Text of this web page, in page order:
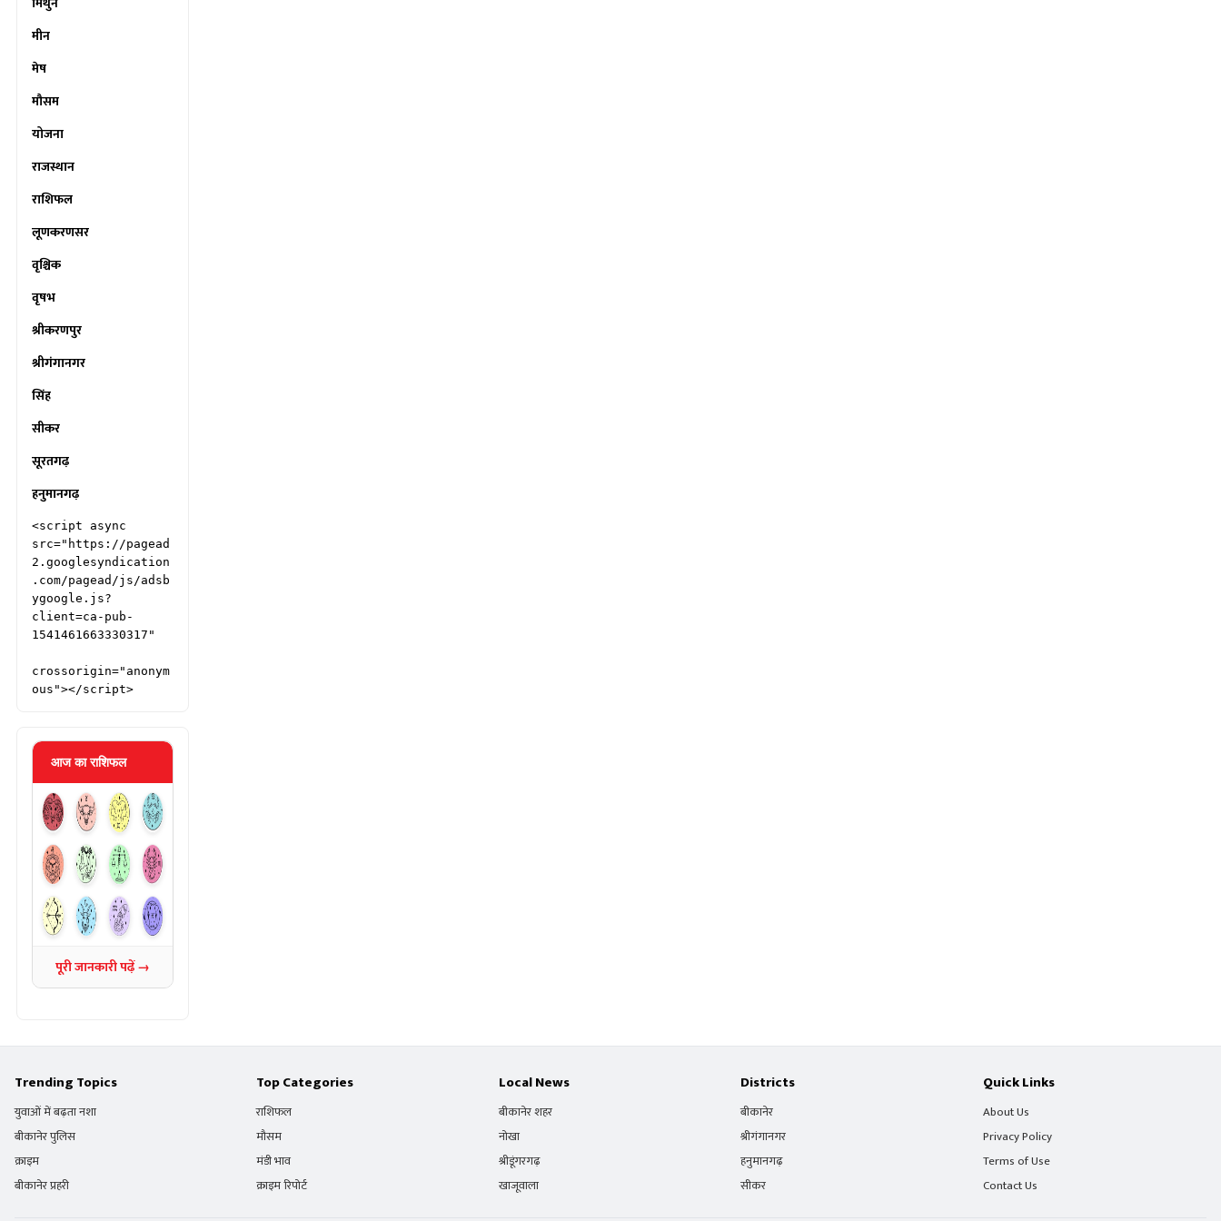
मीन
मेष
मौसम
योजना
राजस्थान
राशिफल
लूणकरणसर
वृश्चिक
वृषभ
श्रीकरणपुर
श्रीगंगानगर
सिंह
सीकर
सूरतगढ़
हनुमानगढ़
<script async
src="https://pagead
2.googlesyndication
.com/pagead/js/adsb
ygoogle.js?
client=ca-pub-
1541461663330317"
crossorigin="anonym
ous"></script>
आज का राशिफल
पूरी जानकारी पढ़ें →
Trending Topics
युवाओं में बढ़ता नशा
बीकानेर पुलिस
क्राइम
बीकानेर प्रहरी
Top Categories
राशिफल
मौसम
मंडी भाव
क्राइम रिपोर्ट
Local News
बीकानेर शहर
नोखा
श्रीडूंगरगढ़
खाजूवाला
Districts
बीकानेर
श्रीगंगानगर
हनुमानगढ़
सीकर
Quick Links
About Us
Privacy Policy
Terms of Use
Contact Us